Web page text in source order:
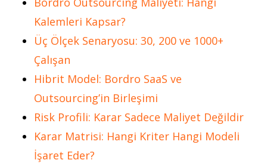
Kalemleri Kapsar?
Üç Ölçek Senaryosu: 30, 200 ve 1000+
Çalışan
Hibrit Model: Bordro SaaS ve
Outsourcing’in Birleşimi
Risk Profili: Karar Sadece Maliyet Değildir
Karar Matrisi: Hangi Kriter Hangi Modeli
İşaret Eder?